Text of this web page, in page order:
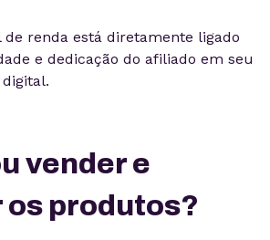
de renda está diretamente ligado
e dedicação do afiliado em seu
vender e
produtos?